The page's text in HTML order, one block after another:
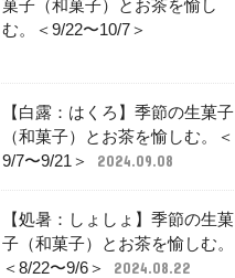
菓子（和菓子）とお茶を愉し
む。＜9/22〜10/7＞
【白露：はくろ】季節の生菓子
（和菓子）とお茶を愉しむ。＜
9/7〜9/21＞
2024.09.08
【処暑：しょしょ】季節の生菓
子（和菓子）とお茶を愉しむ。
＜8/22〜9/6＞
2024.08.22